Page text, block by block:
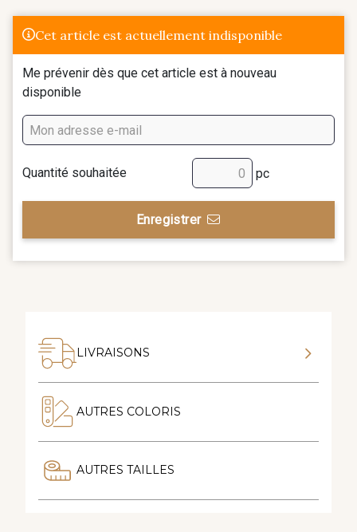
Cet article est actuellement indisponible
Me prévenir dès que cet article est à nouveau
disponible
Quantité souhaitée pc
Enregistrer
LIVRAISONS
AUTRES COLORIS
AUTRES TAILLES